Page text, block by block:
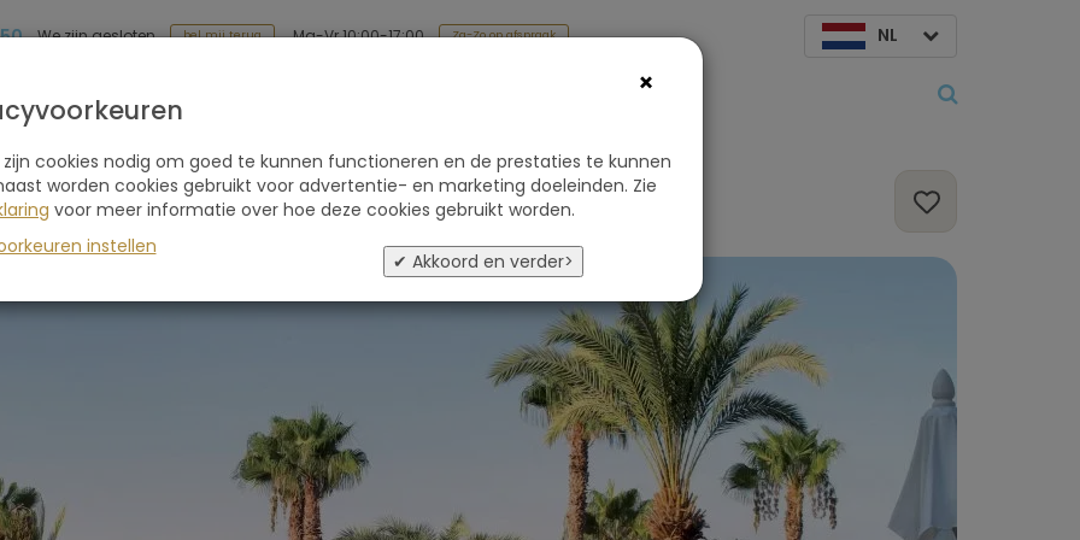
We zijn gesloten bel mij terug Ma-Vr 10:00-17:00 Za-Zo op afspraak NL
Soort reis Over ons
×
zijn cookies nodig om goed te kunnen functioneren en de prestaties te kunnen
worden cookies gebruikt voor advertentie- en marketing doeleinden. Zie
voor meer informatie over hoe deze cookies gebruikt worden.
instellen
✔ Akkoord en verder>